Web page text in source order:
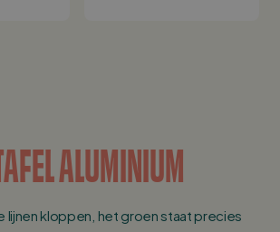
ALUMINIUM
lijnen kloppen, het groen staat precies